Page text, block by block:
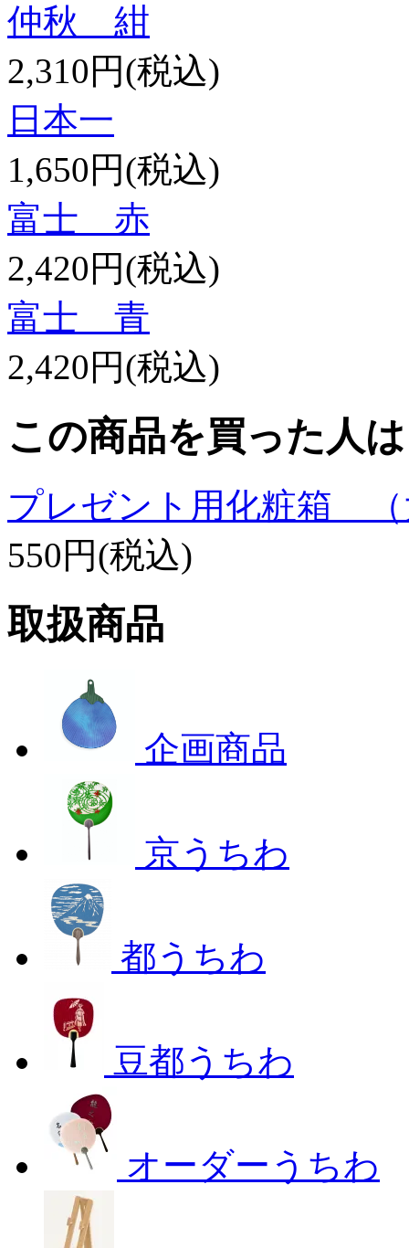
仲秋 紺
2,310円(税込)
日本一
1,650円(税込)
富士 赤
2,420円(税込)
富士 青
2,420円(税込)
この商品を買った人
プレゼント用化粧箱 （
550円(税込)
取扱商品
企画商品
京うちわ
都うちわ
豆都うちわ
オーダーうちわ